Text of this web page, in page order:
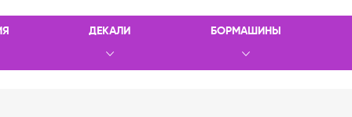
ДЕКАЛИ БОРМАШИНЫ